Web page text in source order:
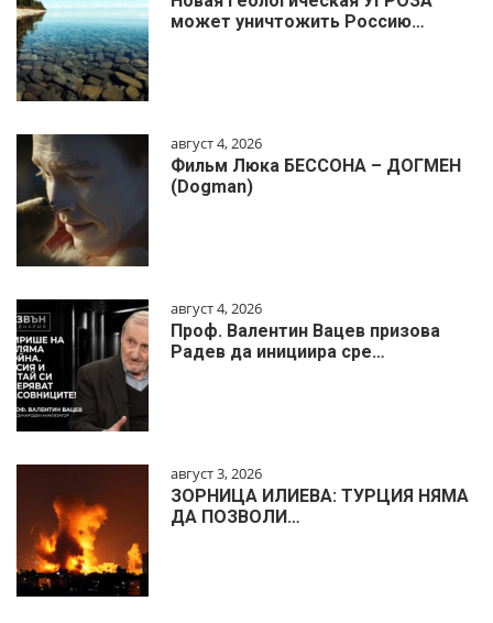
может уничтожить Россию…
август 4, 2026
Фильм Люка БЕССОНА – ДОГМЕН
(Dogman)
август 4, 2026
Проф. Валентин Вацев призова
Радев да инициира сре…
август 3, 2026
ЗОРНИЦА ИЛИЕВА: ТУРЦИЯ НЯМА
ДА ПОЗВОЛИ…